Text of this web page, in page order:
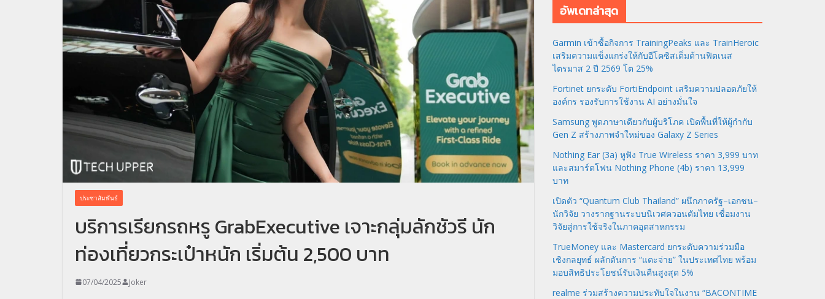
ประชาสัมพันธ์
บริการเรียกรถหรู GrabExecutive เจาะกลุ่มลักชัวรี นัก
ท่องเที่ยวกระเป๋าหนัก เริ่มต้น 2,500 บาท
07/04/2025 Joker
อัพเดทล่าสุด
Garmin เข้าซื้อกิจการ TrainingPeaks และ TrainHeroic
เสริมความแข็งแกร่งให้กับอีโคซิสเต็มด้านฟิตเนส
ไตรมาส 2 ปี 2569 โต 25%
Fortinet ยกระดับ FortiEndpoint เสริมความปลอดภัยให้
องค์กร รองรับการใช้งาน AI อย่างมั่นใจ
Samsung พูดภาษาเดียวกับผู้บริโภค เปิดพื้นที่ให้ผู้กำกับ
Gen Z สร้างภาพจำใหม่ของ Galaxy Z Series
Nothing Ear (3a) หูฟัง True Wireless ราคา 3,999 บาท
และสมาร์ตโฟน Nothing Phone (4b) ราคา 13,999
บาท
เปิดตัว “Quantum Club Thailand” ผนึกภาครัฐ–เอกชน–
นักวิจัย วางรากฐานระบบนิเวศควอนตัมไทย เชื่อมงาน
วิจัยสู่การใช้จริงในภาคอุตสาหกรรม
TrueMoney และ Mastercard ยกระดับความร่วมมือ
เชิงกลยุทธ์ ผลักดันการ “แตะจ่าย” ในประเทศไทย พร้อม
มอบสิทธิประโยชน์รับเงินคืนสูงสุด 5%
realme ร่วมสร้างความประทับใจในงาน “BACONTIME